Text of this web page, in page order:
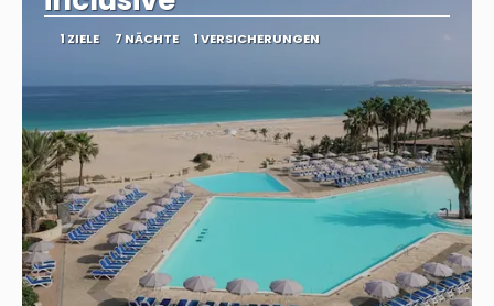
1 ZIELE 7 NÄCHTE 1 VERSICHERUNGEN